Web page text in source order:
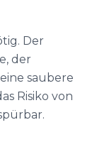
Der
der
saubere
Risiko von